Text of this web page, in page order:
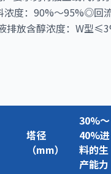
度：90%～95%◎回
排放含醇浓度：W型
塔径
（mm）
30%～
40%进
料的生
产能力